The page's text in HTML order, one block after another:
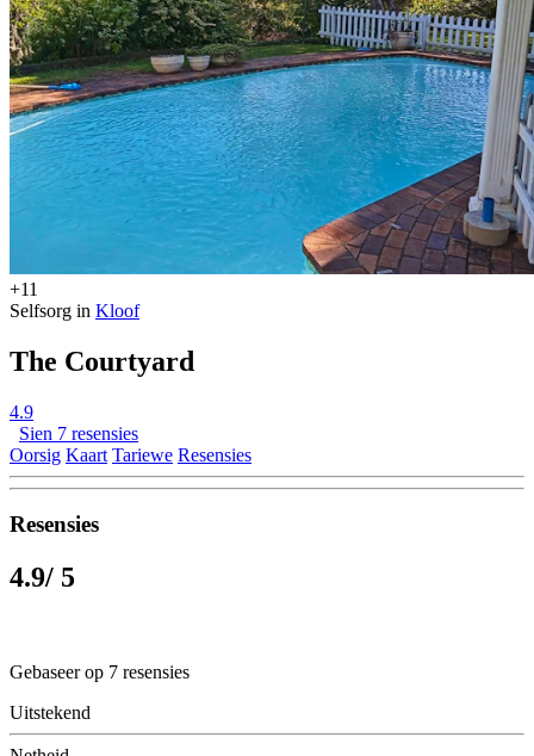
+11
Selfsorg in Kloof
The Courtyard
4.9
Sien 7 resensies
Oorsig Kaart Tariewe Resensies
Resensies
4.9/ 5
Gebaseer op 7 resensies
Uitstekend